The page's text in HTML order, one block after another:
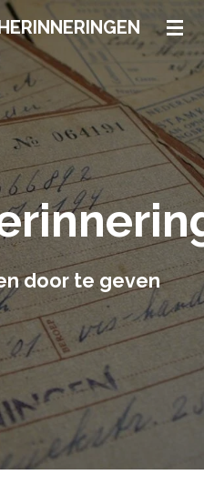
door te geven